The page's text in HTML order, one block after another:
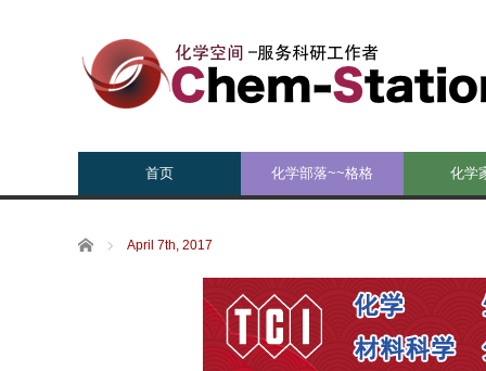
首页 化学部落~~格格 化学
Home April 7th, 2017